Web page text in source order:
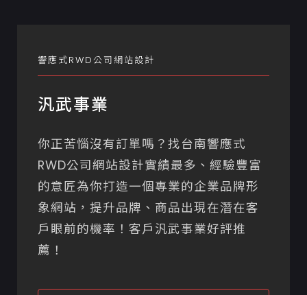
響應式RWD公司網站設計
汎武事業
你正苦惱沒有訂單嗎？找台南響應式
RWD公司網站設計實績最多、經驗豐富
的意匠為你打造一個專業的企業品牌形
象網站，提升品牌、商品出現在潛在客
戶眼前的機率！客戶汎武事業好評推
薦！